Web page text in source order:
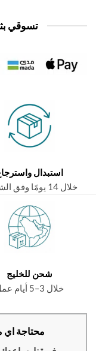
تسوقي بثقة
استبدال واسترجاع
شحن للخليج
محتاجة اي